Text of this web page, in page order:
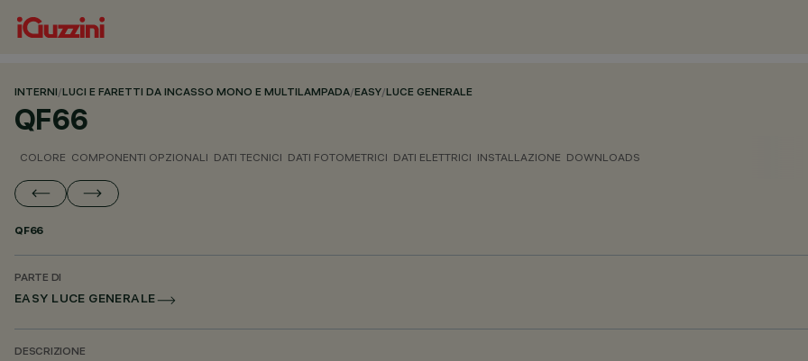
INTERNI/LUCI E FARETTI DA INCASSO MONO E MULTILAMPADA/EASY/LUCE GENERALE
QF66
COLORE COMPONENTI OPZIONALI DATI TECNICI DATI FOTOMETRICI DATI ELETTRICI INSTALLAZIONE DOWNLOADS
QF66
PARTE DI
EASY LUCE GENERALE
DESCRIZIONE